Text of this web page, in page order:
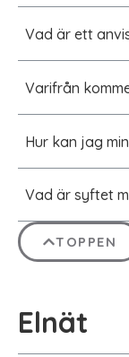
Vad är ett
Varifrån
Hur kan jag
Vad är syftet
TOPPEN
Elnät